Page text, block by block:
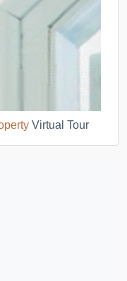
Virtual Tour